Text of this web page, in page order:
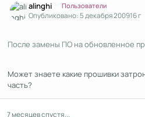
alinghi Пользователи
Опубликовано:5 декабря 200916 г
После замены ПО на обновленное
Может знаете какие прошивки
часть?
7 месяцев спустя...